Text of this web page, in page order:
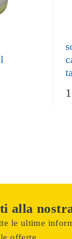
alla
le ultime